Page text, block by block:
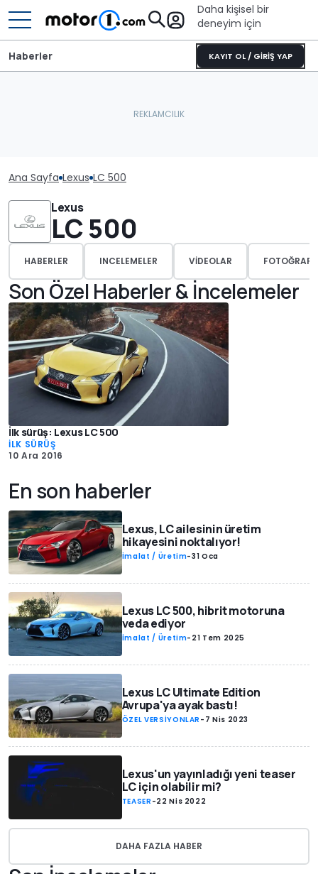
Daha kişisel bir
deneyim için
KAYIT OL / GİRİŞ YAP
Haberler
Ana Sayfa Lexus LC 500
Lexus
LC 500
HABERLER INCELEMELER VIDEOLAR
Son Özel Haberler & İncelemeler
İlk sürüş: Lexus LC 500
İLK SÜRÜŞ
10 Ara 2016
En son haberler
Lexus, LC ailesinin üretim
hikayesini noktalıyor!
İmalat / Üretim-31 Oca
Lexus LC 500, hibrit motoruna
veda ediyor
İmalat / Üretim- 21 Tem 2025
Lexus LC Ultimate Edition
Avrupa'ya ayak bastı!
ÖZEL VERSİYONLAR - 7 Nis 2023
Lexus'un yayınladığı yeni teaser
LC için olabilir mi?
TEASER -22 Nis 2022
DAHA FAZLA HABER